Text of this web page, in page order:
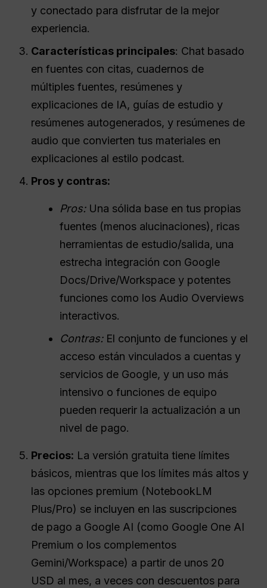
y conectado para disfrutar de la mejor
experiencia.
Características principales: Chat basado
en fuentes con citas, cuadernos de
múltiples fuentes, resúmenes y
explicaciones de IA, guías de estudio y
resúmenes autogenerados, y resúmenes de
audio que convierten tus materiales en
explicaciones al estilo podcast.
Pros y contras:
Pros:Una sólida base en tus propias
fuentes (menos alucinaciones), ricas
herramientas de estudio/salida, una
estrecha integración con Google
Docs/Drive/Workspace y potentes
funciones como los Audio Overviews
interactivos.
Contras:El conjunto de funciones y el
acceso están vinculados a cuentas y
servicios de Google, y un uso más
intensivo o funciones de equipo
pueden requerir la actualización a un
nivel de pago.
Precios: La versión gratuita tiene límites
básicos, mientras que los límites más altos y
las opciones premium (NotebookLM
Plus/Pro) se incluyen en las suscripciones
de pago a Google AI (como Google One AI
Premium o los complementos
Gemini/Workspace) a partir de unos 20
USD al mes, a veces con descuentos para